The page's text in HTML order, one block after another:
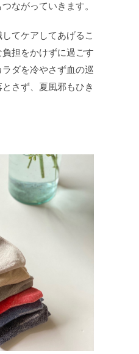
ながっていきます。
てケアしてあげるこ
担をかけずに過ごす
ダを冷やさず血の巡
さず、夏風邪もひき